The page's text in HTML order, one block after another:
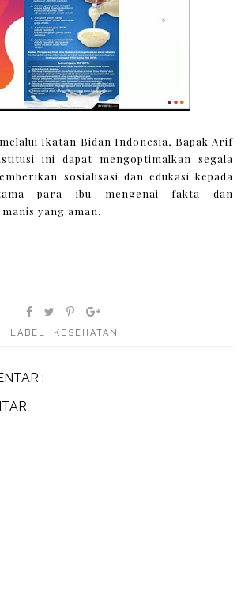
Ikatan Bidan Indonesia, Bapak Arif
ini dapat mengoptimalkan segala
sosialisasi dan edukasi kepada
para ibu mengenai fakta dan
yang aman.
LABEL: KESEHATAN
: